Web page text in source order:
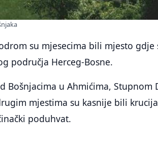
su mjesecima bili mjesto gdje
područja Herceg-Bosne.
Bošnjacima u Ahmićima, Stupnom
mjestima su kasnije bili
poduhvat.